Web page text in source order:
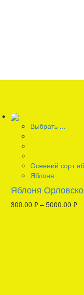
Выбрать ...
Осенний сорт
Яблоня
Яблоня
300.00₽ –5000.00₽